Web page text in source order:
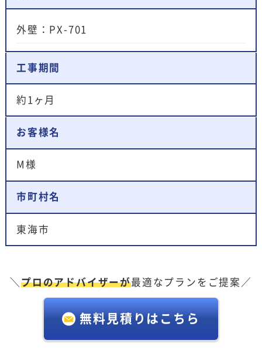
外壁：PX-701
工事期間
約1ヶ月
お客様名
M様
市町村名
東海市
＼プロのアドバイザーが最適なプランをご提案／
無料見積りはこちら